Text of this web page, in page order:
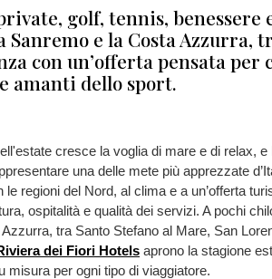
golf, tennis, benessere
e la Costa Azzurra,
con un’offerta pensata per
amanti dello sport.
cresce la voglia di mare e di relax,
una delle mete più apprezzate
le regioni del Nord, al clima e a un’offerta
ospitalità e qualità dei servizi. A pochi
tra Santo Stefano al Mare, San
dei Fiori Hotels aprono la stagione
misura per ogni tipo di viaggiatore.